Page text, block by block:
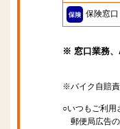
保険窓口
※ 窓口業務、
※バイク自賠
○いつもご利用
郵便局広告の